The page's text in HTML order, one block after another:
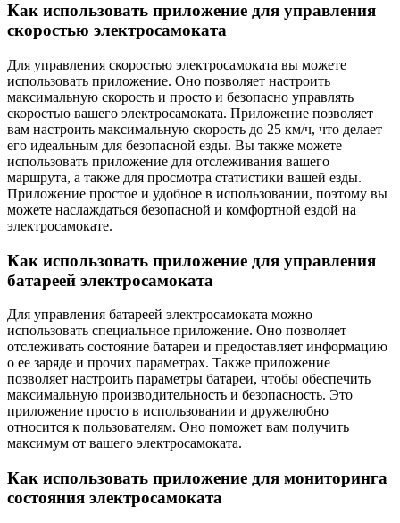
Как использовать приложение для управления
скоростью электросамоката
Для управления скоростью электросамоката вы можете
использовать приложение. Оно позволяет настроить
максимальную скорость и просто и безопасно управлять
скоростью вашего электросамоката. Приложение позволяет
вам настроить максимальную скорость до 25 км/ч, что делает
его идеальным для безопасной езды. Вы также можете
использовать приложение для отслеживания вашего
маршрута, а также для просмотра статистики вашей езды.
Приложение простое и удобное в использовании, поэтому вы
можете наслаждаться безопасной и комфортной ездой на
электросамокате.
Как использовать приложение для управления
батареей электросамоката
Для управления батареей электросамоката можно
использовать специальное приложение. Оно позволяет
отслеживать состояние батареи и предоставляет информацию
о ее заряде и прочих параметрах. Также приложение
позволяет настроить параметры батареи, чтобы обеспечить
максимальную производительность и безопасность. Это
приложение просто в использовании и дружелюбно
относится к пользователям. Оно поможет вам получить
максимум от вашего электросамоката.
Как использовать приложение для мониторинга
состояния электросамоката